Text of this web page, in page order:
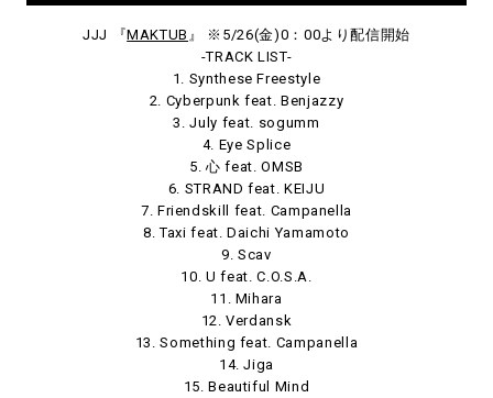
JJJ 『MAKTUB 』 ※5/26(金)0：00より配信開始
-TRACK LIST-
1. Synthese Freestyle
2. Cyberpunk feat. Benjazzy
3. July feat. sogumm
4. Eye Splice
5. 心 feat. OMSB
6. STRAND feat. KEIJU
7. Friendskill feat. Campanella
8. Taxi feat. Daichi Yamamoto
9. Scav
10. U feat. C.O.S.A.
11. Mihara
12. Verdansk
13. Something feat. Campanella
14. Jiga
15. Beautiful Mind